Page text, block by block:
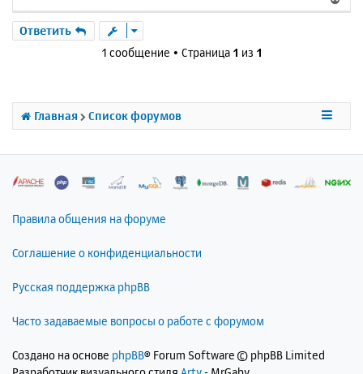
е
с
н
ч
Ответить
1 сообщение • Страница 1 из 1
Главная Список форумов
Правила общения на форуме
Соглашение о конфиденциальности
Русская поддержка phpBB
Часто задаваемые вопросы о работе с форумом
Создано на основе phpBB® Forum Software © phpBB Limited